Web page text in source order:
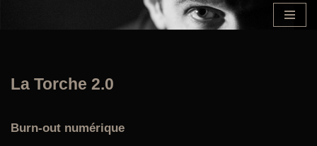
La Torche 2.0
Burn-out numérique